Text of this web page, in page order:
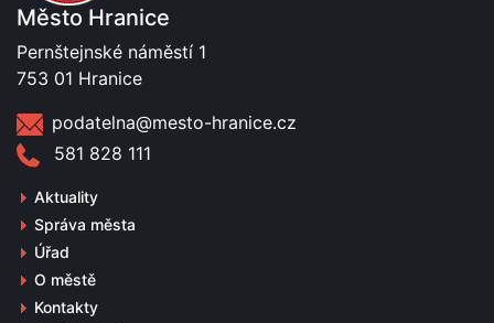
Město Hranice
Pernštejnské náměstí 1
753 01 Hranice
podatelna@mesto-hranice.cz
581 828 111
Aktuality
Správa města
Úřad
O městě
Kontakty